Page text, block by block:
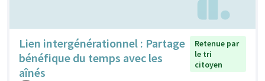
Lien intergénérationnel : Partage
bénéfique du temps avec les
aînés
Retenue par
le tri
citoyen